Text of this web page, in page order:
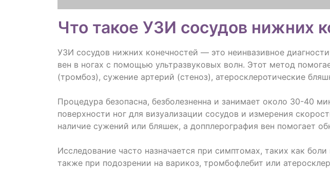
Что такое УЗИ сосудов нижних
УЗИ сосудов нижних конечностей — это неинвазивное
вен в ногах с помощью ультразвуковых волн. Этот метод
(тромбоз), сужение артерий (стеноз), атеросклеротические
Процедура безопасна, безболезненна и занимает около 30-40
поверхности ног для визуализации сосудов и измерения
наличие сужений или бляшек, а допплерография вен помогает
Исследование часто назначается при симптомах, таких как
также при подозрении на варикоз, тромбофлебит или